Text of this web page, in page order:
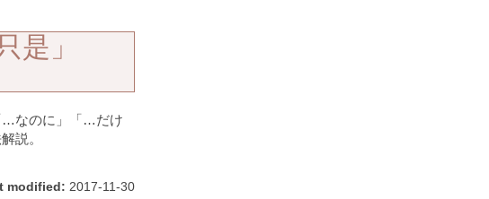
是」
…なのに」「…だけ
説。
modified: 2017-11-30